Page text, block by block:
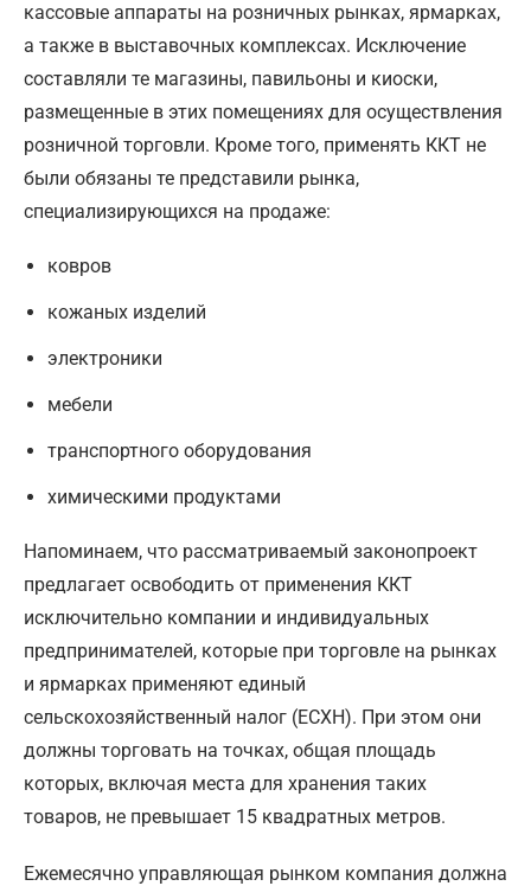
кассовые аппараты на розничных рынках, ярмарках,
а также в выставочных комплексах. Исключение
составляли те магазины, павильоны и киоски,
размещенные в этих помещениях для осуществления
розничной торговли. Кроме того, применять ККТ не
были обязаны те представили рынка,
специализирующихся на продаже:
ковров
кожаных изделий
электроники
мебели
транспортного оборудования
химическими продуктами
Напоминаем, что рассматриваемый законопроект
предлагает освободить от применения ККТ
исключительно компании и индивидуальных
предпринимателей, которые при торговле на рынках
и ярмарках применяют единый
сельскохозяйственный налог (ЕСХН). При этом они
должны торговать на точках, общая площадь
которых, включая места для хранения таких
товаров, не превышает 15 квадратных метров.
Ежемесячно управляющая рынком компания должна